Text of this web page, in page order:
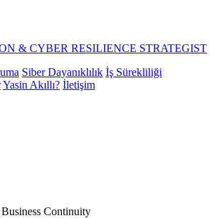
& CYBER RESILIENCE STRATEGIST
Siber Dayanıklılık İş Sürekliliği
Yasin Akıllı? İletişim
Continuity